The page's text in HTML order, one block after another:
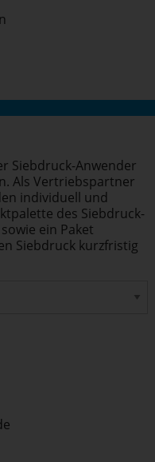
Siebdruck-Anwender
Als Vertriebs­partner
individuell und
des Siebdruck­
ein Paket
Siebdruck kurzfristig